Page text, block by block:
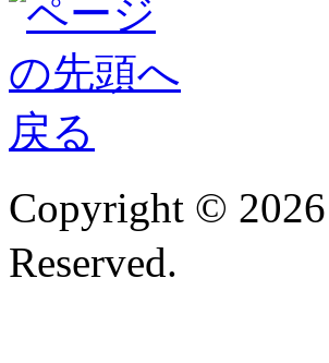
Copyright ©
Reserved.